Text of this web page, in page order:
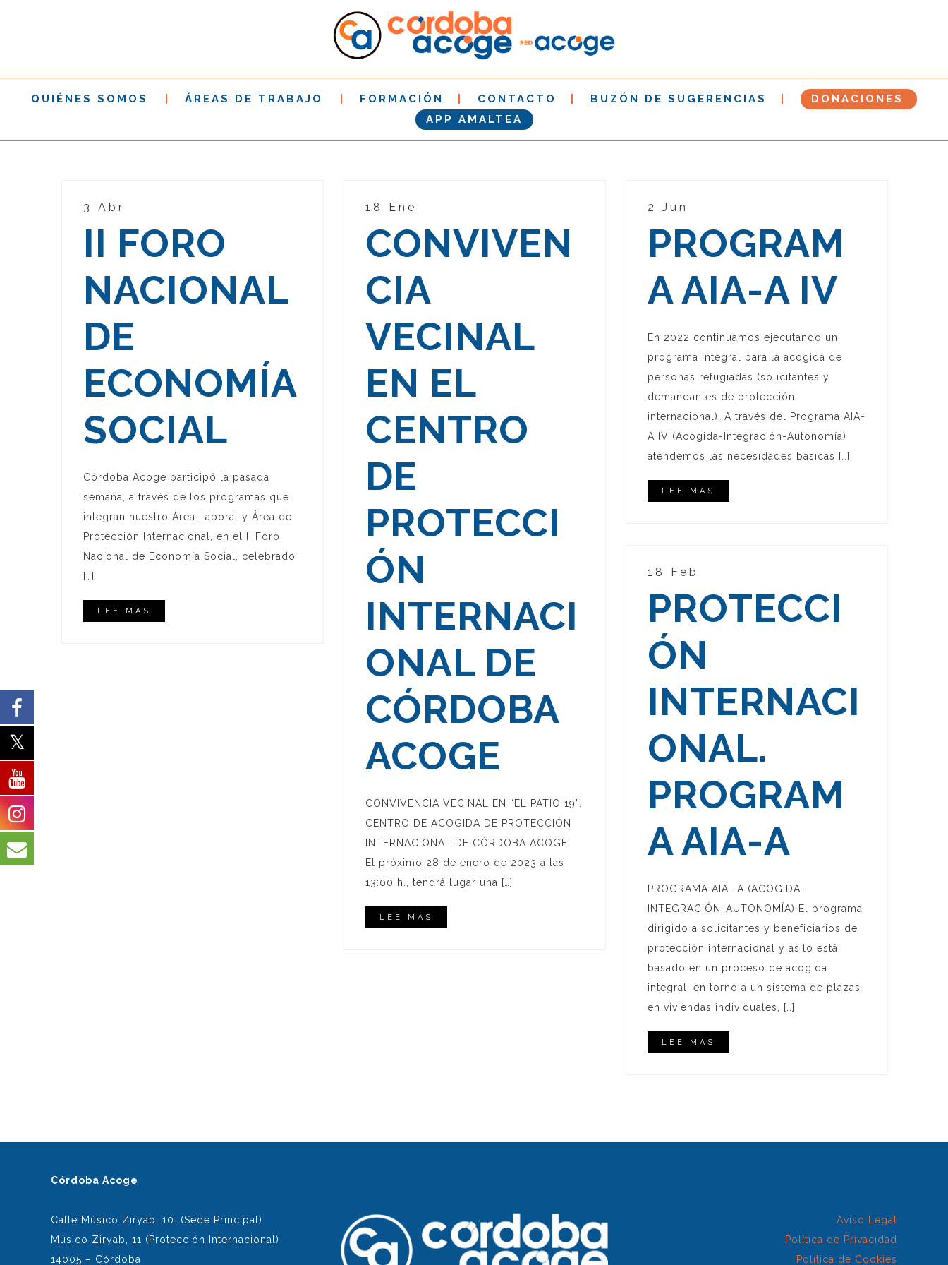
QUIÉNES SOMOS ÁREAS DE TRABAJO FORMACIÓN CONTACTO BUZÓN DE SUGERENCIAS
DONACIONES
APP AMALTEA
3 Abr
II FORO
NACIONAL
DE
ECONOMÍA
SOCIAL
Córdoba Acoge participó la pasada
semana, a través de los programas que
integran nuestro Área Laboral y Área de
Protección Internacional, en el II Foro
Nacional de Economía Social, celebrado
[…]
LEE MAS
18 Ene
CONVIVEN
CIA
VECINAL
EN EL
CENTRO
DE
PROTECCI
ÓN
INTERNACI
ONAL DE
CÓRDOBA
ACOGE
CONVIVENCIA VECINAL EN “EL PATIO 19”.
CENTRO DE ACOGIDA DE PROTECCIÓN
INTERNACIONAL DE CÓRDOBA ACOGE
El próximo 28 de enero de 2023 a las
13:00 h., tendrá lugar una […]
LEE MAS
2 Jun
PROGRAM
A AIA-A IV
En 2022 continuamos ejecutando un
programa integral para la acogida de
personas refugiadas (solicitantes y
demandantes de protección
internacional). A través del Programa AIA-
A IV (Acogida-Integración-Autonomía)
atendemos las necesidades básicas […]
LEE MAS
18 Feb
PROTECCI
ÓN
INTERNACI
ONAL.
PROGRAM
A AIA-A
PROGRAMA AIA -A (ACOGIDA-
INTEGRACIÓN-AUTONOMÍA) El programa
dirigido a solicitantes y beneficiarios de
protección internacional y asilo está
basado en un proceso de acogida
integral, en torno a un sistema de plazas
en viviendas individuales, […]
LEE MAS
Córdoba Acoge
Calle Músico Ziryab, 10. (Sede Principal)
Músico Ziryab, 11 (Protección Internacional)
14005 – Córdoba
Aviso Legal
Política de Privacidad
Política de Cookies